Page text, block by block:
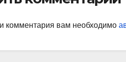
комментария вам необходимо